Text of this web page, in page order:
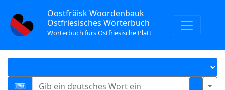
Oostfräisk Woordenbauk
Ostfriesisches Wörterbuch
Wörterbuch fürs Ostfriesische Platt